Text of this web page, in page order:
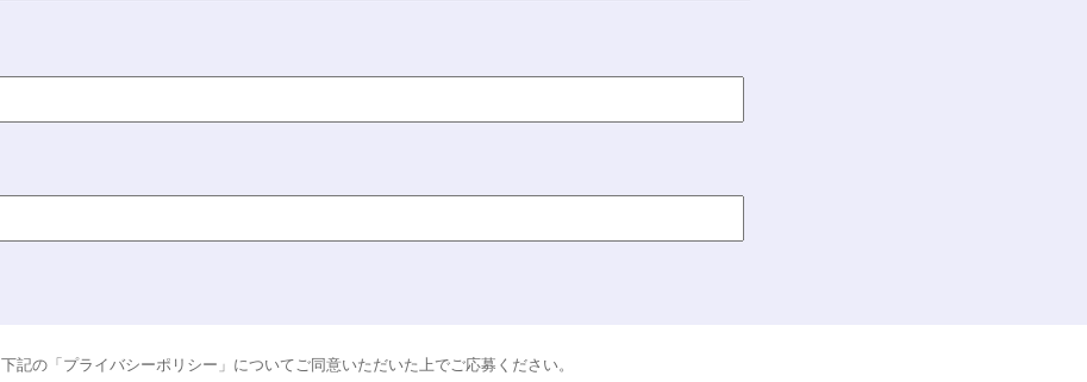
下記の「プライバシーポリシー」についてご同意いただいた上でご応募ください。